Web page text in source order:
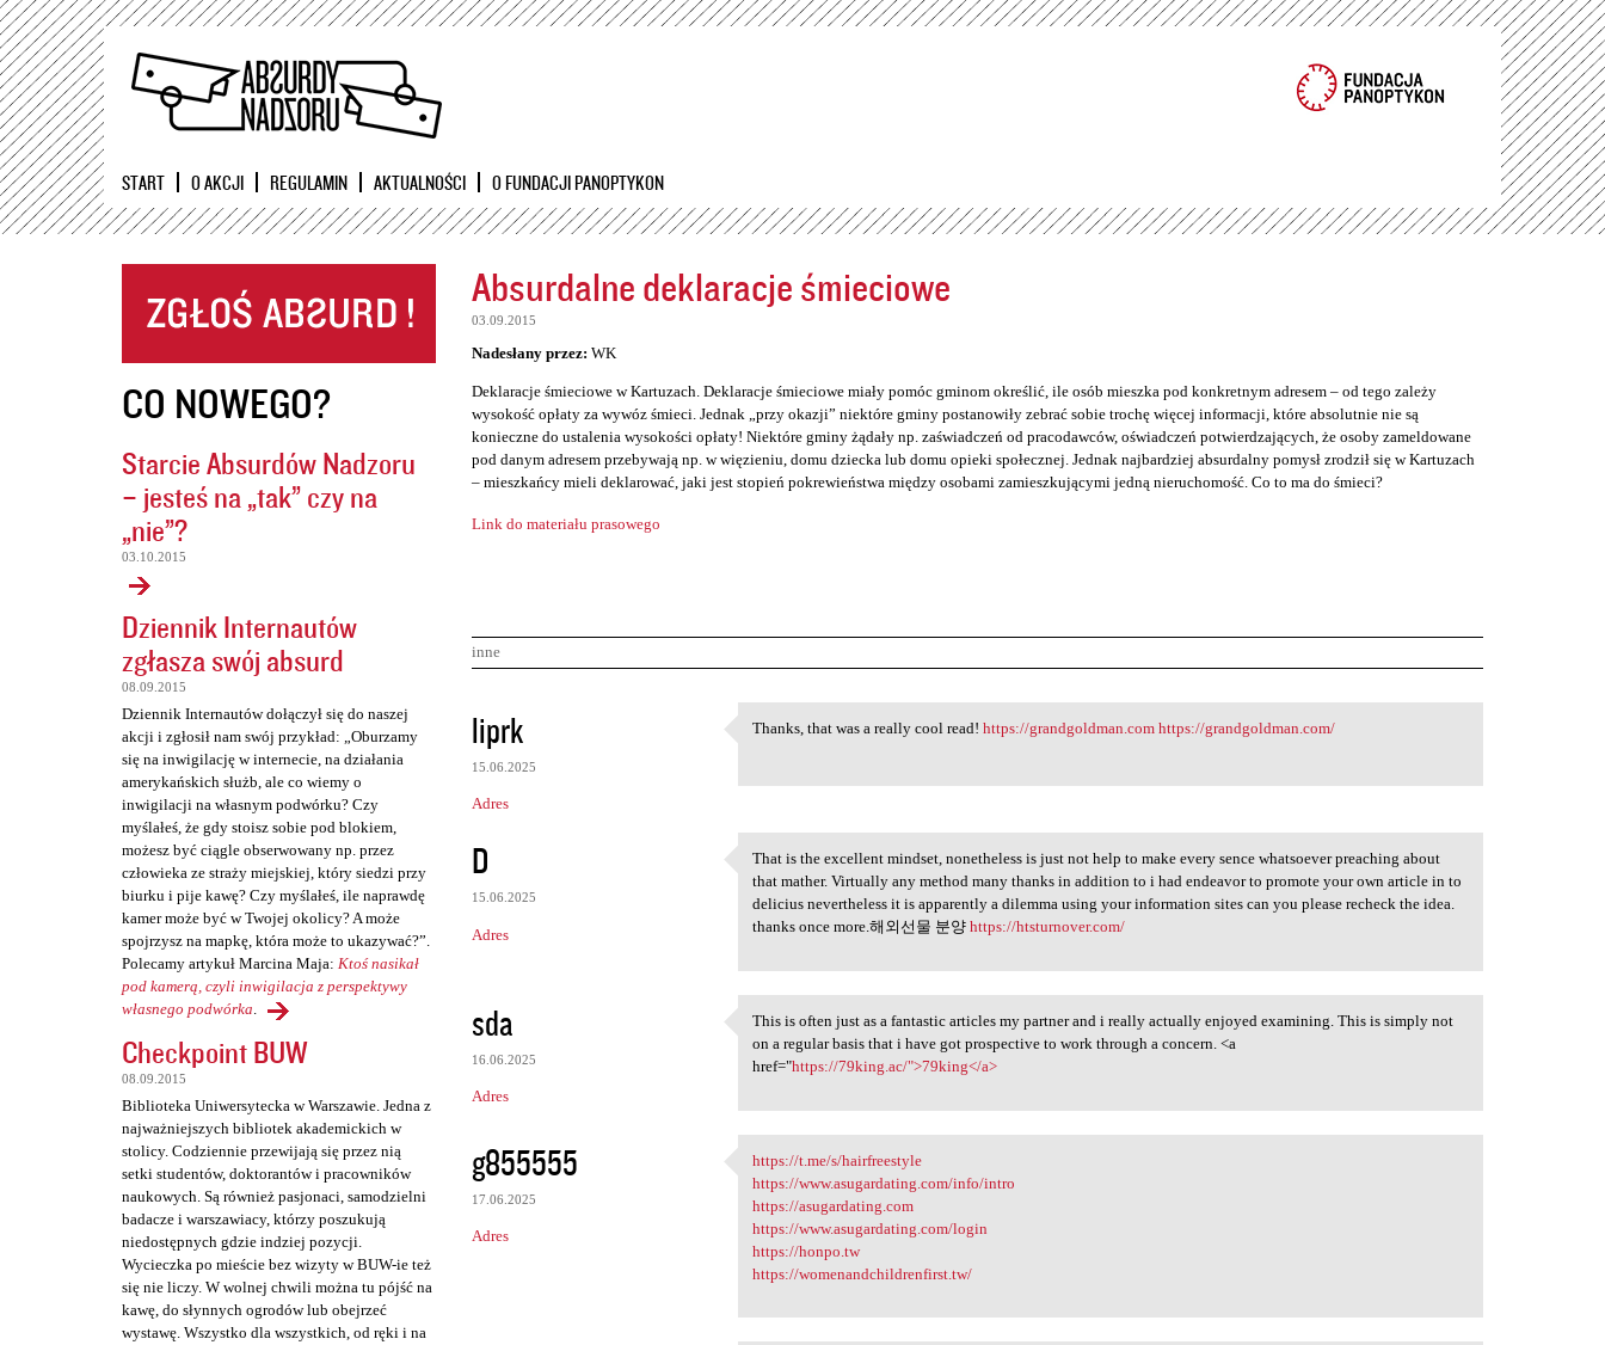
Przejdź
START O AKCJI REGULAMIN AKTUALNOŚCI O FUNDACJI PANOPTYKON
CO NOWEGO?
Starcie Absurdów Nadzoru
– jesteś na „tak” czy na
„nie”?
03.10.2015
Dziennik Internautów
zgłasza swój absurd
08.09.2015
Dziennik Internautów dołączył się do naszej
akcji i zgłosił nam swój przykład: „Oburzamy
się na inwigilację w internecie, na działania
amerykańskich służb, ale co wiemy o
inwigilacji na własnym podwórku? Czy
myślałeś, że gdy stoisz sobie pod blokiem,
możesz być ciągle obserwowany np. przez
człowieka ze straży miejskiej, który siedzi przy
biurku i pije kawę? Czy myślałeś, ile naprawdę
kamer może być w Twojej okolicy? A może
spojrzysz na mapkę, która może to ukazywać?”.
Polecamy artykuł Marcina Maja: Ktoś nasikał
pod kamerą, czyli inwigilacja z perspektywy
własnego podwórka.
Checkpoint BUW
08.09.2015
Biblioteka Uniwersytecka w Warszawie. Jedna z
najważniejszych bibliotek akademickich w
stolicy. Codziennie przewijają się przez nią
setki studentów, doktorantów i pracowników
naukowych. Są również pasjonaci, samodzielni
badacze i warszawiacy, którzy poszukują
niedostępnych gdzie indziej pozycji.
Wycieczka po mieście bez wizyty w BUW-ie też
się nie liczy. W wolnej chwili można tu pójść na
kawę, do słynnych ogrodów lub obejrzeć
wystawę. Wszystko dla wszystkich, od ręki i na
Absurdalne deklaracje śmieciowe
03.09.2015
Nadesłany przez: WK
Deklaracje śmieciowe w Kartuzach. Deklaracje śmieciowe miały pomóc gminom określić, ile osób mieszka pod konkretnym adresem – od tego zależy
wysokość opłaty za wywóz śmieci. Jednak „przy okazji” niektóre gminy postanowiły zebrać sobie trochę więcej informacji, które absolutnie nie są
konieczne do ustalenia wysokości opłaty! Niektóre gminy żądały np. zaświadczeń od pracodawców, oświadczeń potwierdzających, że osoby zameldowane
pod danym adresem przebywają np. w więzieniu, domu dziecka lub domu opieki społecznej. Jednak najbardziej absurdalny pomysł zrodził się w Kartuzach
– mieszkańcy mieli deklarować, jaki jest stopień pokrewieństwa między osobami zamieszkującymi jedną nieruchomość. Co to ma do śmieci?
Link do materiału prasowego
inne
K
o
m
e
n
t
r
e
liprk
15.06.2025
Adres
Thanks, that was a really
Thanks, that was a really cool read!https://grandgoldman.com https://grandgoldman.com/
D
15.06.2025
Adres
That is the excellent mindset
That is the excellent mindset, nonetheless is just not help to make every sence whatsoever preaching about
that mather. Virtually any method many thanks in addition to i had endeavor to promote your own article in to
delicius nevertheless it is apparently a dilemma using your information sites can you please recheck the idea.
thanks once more.해외선물 분양https://htsturnover.com/
sda
16.06.2025
Adres
This is often just as a
This is often just as a fantastic articles my partner and i really actually enjoyed examining. This is simply not
on a regular basis that i have got prospective to work through a concern. <a
href="https://79king.ac/">79king</a>
g855555
17.06.2025
Adres
https://t.me/s/hairfreestyle
https://t.me/s/hairfreestyle
https://www.asugardating.com/info/intro
https://asugardating.com
https://www.asugardating.com/login
https://honpo.tw
https://womenandchildrenfirst.tw/